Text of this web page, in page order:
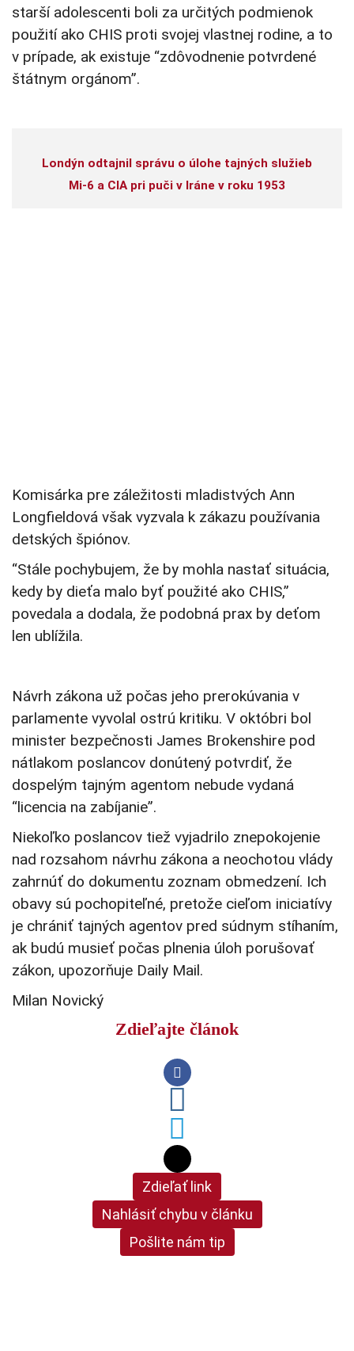
starší adolescenti boli za určitých podmienok
použití ako CHIS proti svojej vlastnej rodine, a to
v prípade, ak existuje “zdôvodnenie potvrdené
štátnym orgánom”.
Londýn odtajnil správu o úlohe tajných služieb
Mi-6 a CIA pri puči v Iráne v roku 1953
Komisárka pre záležitosti mladistvých Ann
Longfieldová však vyzvala k zákazu používania
detských špiónov.
“Stále pochybujem, že by mohla nastať situácia,
kedy by dieťa malo byť použité ako CHIS,”
povedala a dodala, že podobná prax by deťom
len ublížila.
Návrh zákona už počas jeho prerokúvania v
parlamente vyvolal ostrú kritiku. V októbri bol
minister bezpečnosti James Brokenshire pod
nátlakom poslancov donútený potvrdiť, že
dospelým tajným agentom nebude vydaná
“licencia na zabíjanie”.
Niekoľko poslancov tiež vyjadrilo znepokojenie
nad rozsahom návrhu zákona a neochotou vlády
zahrnúť do dokumentu zoznam obmedzení. Ich
obavy sú pochopiteľné, pretože cieľom iniciatívy
je chrániť tajných agentov pred súdnym stíhaním,
ak budú musieť počas plnenia úloh porušovať
zákon, upozorňuje Daily Mail.
Milan Novický
Zdieľajte článok
Zdieľať link
Nahlásiť chybu v článku
Pošlite nám tip